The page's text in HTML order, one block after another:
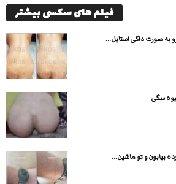
فیلم های سکسی بیشتر
به صورت داگی استایل...
سگی
بیابون و تو ماشین...